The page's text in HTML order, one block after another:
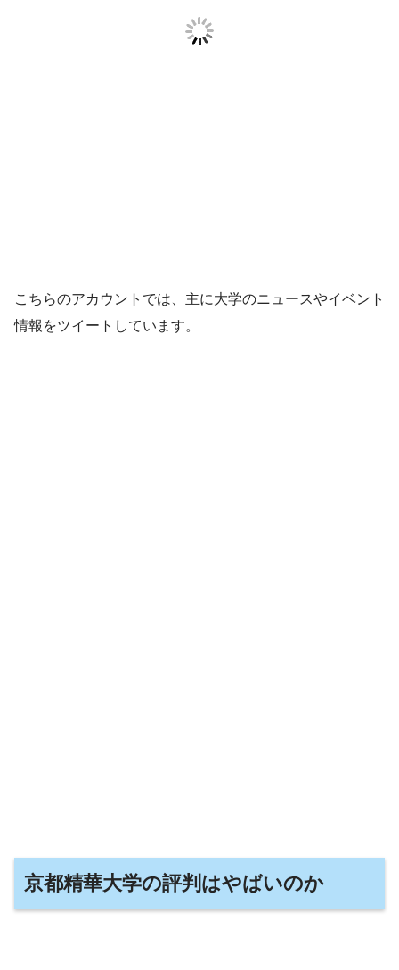
こちらのアカウントでは、主に大学のニュースやイベント
情報をツイートしています。
京都精華大学の評判はやばいのか